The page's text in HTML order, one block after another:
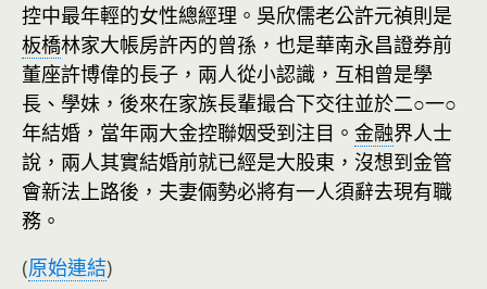
控中最年輕的女性總經理。吳欣儒老公許元禎則是
板橋林家大帳房許丙的曾孫，也是華南永昌證券前
董座許博偉的長子，兩人從小認識，互相曾是學
長、學妹，後來在家族長輩撮合下交往並於二○一○
年結婚，當年兩大金控聯姻受到注目。 金融界人士
說，兩人其實結婚前就已經是大股東，沒想到金管
會新法上路後，夫妻倆勢必將有一人須辭去現有職
務。
(原始連結)